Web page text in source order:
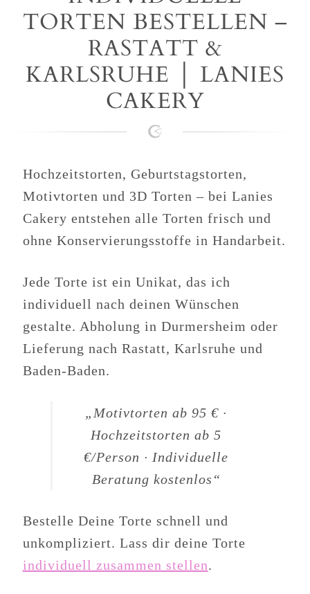
TORTEN BESTELLEN –
RASTATT &
KARLSRUHE │ LANIES
CAKERY
Hochzeitstorten, Geburtstagstorten,
Motivtorten und 3D Torten – bei Lanies
Cakery entstehen alle Torten frisch und
ohne Konservierungsstoffe in Handarbeit.
Jede Torte ist ein Unikat, das ich
individuell nach deinen Wünschen
gestalte. Abholung in Durmersheim oder
Lieferung nach Rastatt, Karlsruhe und
Baden-Baden.
„Motivtorten ab 95 € ·
Hochzeitstorten ab 5
€/Person · Individuelle
Beratung kostenlos“
Bestelle Deine Torte schnell und
unkompliziert. Lass dir deine Torte
individuell zusammen stellen.